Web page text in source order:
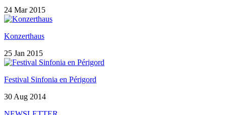
24 Mar 2015
Konzerthaus
25 Jan 2015
Festival Sinfonia en Périgord
30 Aug 2014